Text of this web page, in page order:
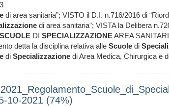
di area sanitaria”; VISTO il D.I. n.716/2016 di
di area sanitaria”; VISTA la Delibera
SCUOLE DI SPECIALIZZAZIONEAREA
detta la disciplina relativa alle Scuole di
di Specializzazione di Area Medica, Chirurgica e
10-2021 (74%)